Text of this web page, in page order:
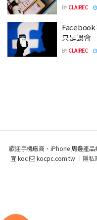
BY CLAIREC
Facebook
只是誤會
BY CLAIREC
歡迎手機廠商、iPhone 周邊產
宜 koc
kocpc.com.tw ｜ 隱私